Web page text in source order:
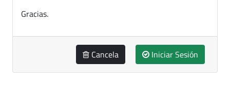
Gracias.
Cancela Iniciar Sesión